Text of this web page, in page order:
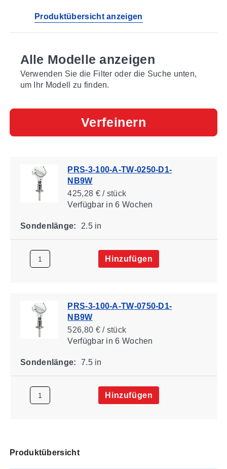
Produktübersicht anzeigen
Alle Modelle anzeigen
Verwenden Sie die Filter oder die Suche unten,
um Ihr Modell zu finden.
Verfeinern
PRS-3-100-A-TW-0250-D1-
NB9W
425,28 € / stück
Verfügbarin 6 Wochen
Sondenlänge: 2.5 in
Hinzufügen
PRS-3-100-A-TW-0750-D1-
NB9W
526,80 € / stück
Verfügbarin 6 Wochen
Sondenlänge: 7.5 in
Hinzufügen
Produktübersicht